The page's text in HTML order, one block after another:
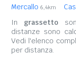
Mercallo 6,4km
In grassetto
distanze sono
Vedi l'elenco
per distanza.